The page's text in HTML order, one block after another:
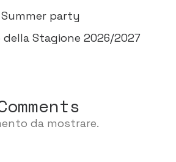
Summer party
della Stagione 2026/2027
da mostrare.